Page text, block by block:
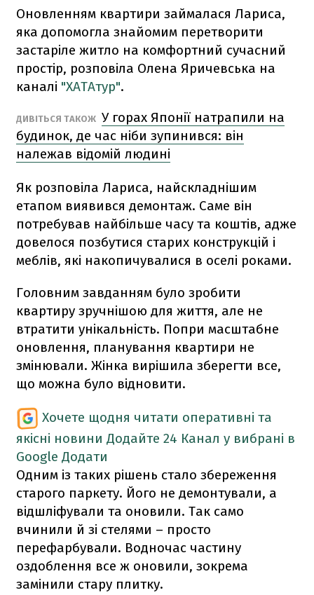
Оновленням квартири займалася Лариса,
яка допомогла знайомим перетворити
застаріле житло на комфортний сучасний
простір, розповіла Олена Яричевська на
каналі "ХАТАтур".
ДИВІТЬСЯ ТАКОЖ У горах Японії натрапили на
будинок, де час ніби зупинився: він
належав відомій людині
Як розповіла Лариса, найскладнішим
етапом виявився демонтаж. Саме він
потребував найбільше часу та коштів, адже
довелося позбутися старих конструкцій і
меблів, які накопичувалися в оселі роками.
Головним завданням було зробити
квартиру зручнішою для життя, але не
втратити унікальність. Попри масштабне
оновлення, планування квартири не
змінювали. Жінка вирішила зберегти все,
що можна було відновити.
Хочете щодня читати оперативні та
якісні новини Додайте 24 Канал у вибрані в
Google Додати
Одним із таких рішень стало збереження
старого паркету. Його не демонтували, а
відшліфували та оновили. Так само
вчинили й зі стелями – просто
перефарбували. Водночас частину
оздоблення все ж оновили, зокрема
замінили стару плитку.